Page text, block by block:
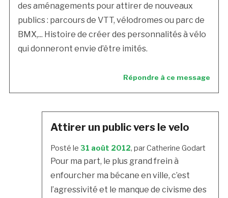
des aménagements pour attirer de nouveaux
publics : parcours de VTT, vélodromes ou parc de
BMX,... Histoire de créer des personnalités à vélo
qui donneront envie d’être imités.
Répondre à ce message
Attirer un public vers le velo
Posté le 31 août 2012, par Catherine Godart
Pour ma part, le plus grand frein à
enfourcher ma bécane en ville, c’est
l’agressivité et le manque de civisme des